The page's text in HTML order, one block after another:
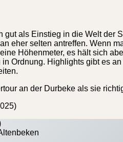
gut als Einstieg in die Welt der
eher selten antreffen. Wenn
Höhenmeter, es hält sich
Ordnung. Highlights gibt es
an der Durbeke als sie